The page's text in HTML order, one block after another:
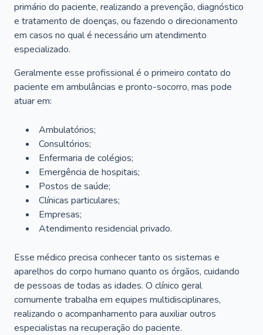
primário do paciente, realizando a prevenção, diagnóstico
e tratamento de doenças, ou fazendo o direcionamento
em casos no qual é necessário um atendimento
especializado.
Geralmente esse profissional é o primeiro contato do
paciente em ambulâncias e pronto-socorro, mas pode
atuar em:
Ambulatórios;
Consultórios;
Enfermaria de colégios;
Emergência de hospitais;
Postos de saúde;
Clínicas particulares;
Empresas;
Atendimento residencial privado.
Esse médico precisa conhecer tanto os sistemas e
aparelhos do corpo humano quanto os órgãos, cuidando
de pessoas de todas as idades. O clínico geral
comumente trabalha em equipes multidisciplinares,
realizando o acompanhamento para auxiliar outros
especialistas na recuperação do paciente.